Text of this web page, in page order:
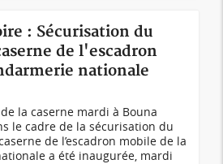
: Sécurisation du
de l'escadron
nationale
la caserne mardi à Bouna
le cadre de la sécurisation du
de l’escadron mobile de la
a été inaugurée, mardi